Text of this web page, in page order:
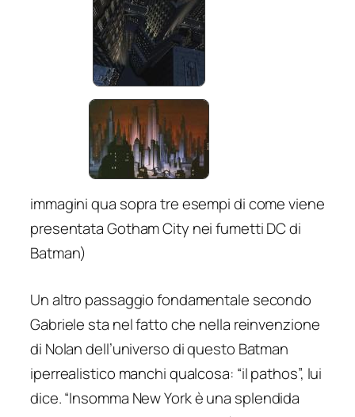
immagini qua sopra tre esempi di come viene
presentata Gotham City nei fumetti DC di
Batman)
Un altro passaggio fondamentale secondo
Gabriele sta nel fatto che nella reinvenzione
di Nolan dell’universo di questo Batman
iperrealistico manchi qualcosa: “il pathos”, lui
dice.“Insomma New York è una splendida